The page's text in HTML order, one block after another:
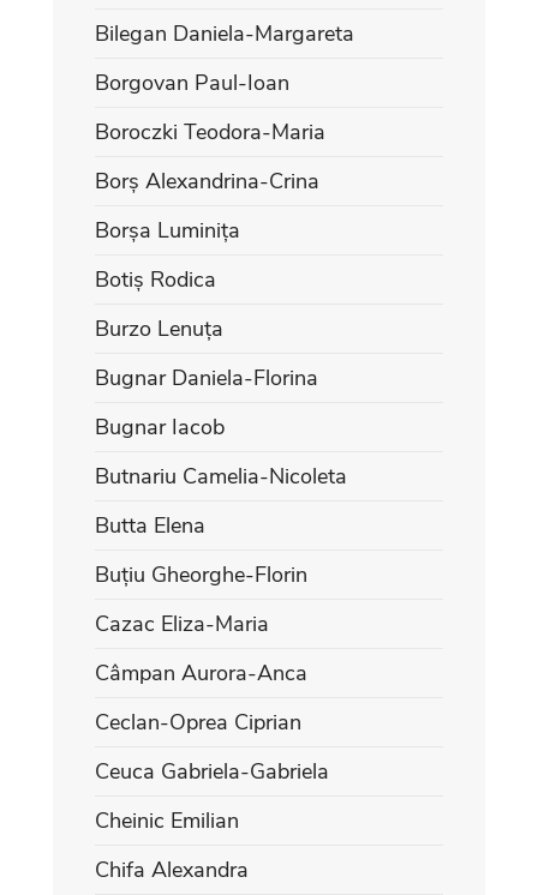
Bilegan Daniela-Margareta
Borgovan Paul-Ioan
Boroczki Teodora-Maria
Borș Alexandrina-Crina
Borșa Luminița
Botiș Rodica
Burzo Lenuța
Bugnar Daniela-Florina
Bugnar Iacob
Butnariu Camelia-Nicoleta
Butta Elena
Buțiu Gheorghe-Florin
Cazac Eliza-Maria
Câmpan Aurora-Anca
Ceclan-Oprea Ciprian
Ceuca Gabriela-Gabriela
Cheinic Emilian
Chifa Alexandra